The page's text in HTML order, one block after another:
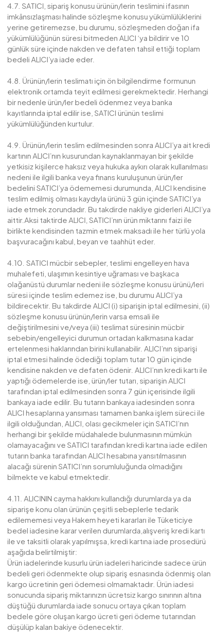
4.7. SATICI, sipariş konusu ürünün/lerin teslimini ifasının
imkânsızlaşması halinde sözleşme konusu yükümlülüklerini
yerine getiremezse, bu durumu, sözleşmeden doğan ifa
yükümlülüğünün süresi bitmeden ALICI ‘ya bildirir ve 10
günlük süre içinde nakden ve defaten tahsil ettiği toplam
bedeli ALICI’ya iade eder.
4.8. Ürünün/lerin teslimatı için ön bilgilendirme formunun
elektronik ortamda teyit edilmesi gerekmektedir. Herhangi
bir nedenle ürün/ler bedeli ödenmez veya banka
kayıtlarında iptal edilir ise, SATICI ürünün teslimi
yükümlülüğünden kurtulur.
4.9. Ürünün/lerin teslim edilmesinden sonra ALICI’ya ait kredi
kartının ALICI’nın kusurundan kaynaklanmayan bir şekilde
yetkisiz kişilerce haksız veya hukuka aykırı olarak kullanılması
nedeni ile ilgili banka veya finans kuruluşunun ürün/ler
bedelini SATICI’ya ödememesi durumunda, ALICI kendisine
teslim edilmiş olması kaydıyla ürünü 3 gün içinde SATICI’ya
iade etmek zorundadır. Bu takdirde nakliye giderleri ALICI’ya
aittir.Aksi taktirde ALICI, SATICI’nın ürün miktarını faizi ile
birlikte kendisinden tazmin etmek maksadı ile her türlü yola
başvuracağını kabul, beyan ve taahhüt eder.
4.10. SATICI mücbir sebepler, teslimi engelleyen hava
muhalefeti, ulaşımın kesintiye uğraması ve başkaca
olağanüstü durumlar nedeni ile sözleşme konusu ürünü/leri
süresi içinde teslim edemez ise, bu durumu ALICI’ya
bildirecektir. Bu takdirde ALICI (i) siparişin iptal edilmesini, (ii)
sözleşme konusu ürünün/lerin varsa emsali ile
değiştirilmesini ve/veya (iii) teslimat süresinin mücbir
sebebin/engelleyici durumun ortadan kalkmasına kadar
ertelenmesi haklarından birini kullanabilir. ALICI’nın siparişi
iptal etmesi halinde ödediği toplam tutar 10 gün içinde
kendisine nakden ve defaten ödenir. ALICI’nın kredi kartı ile
yaptığı ödemelerde ise, ürün/ler tutarı, siparişin ALICI
tarafından iptal edilmesinden sonra 7 gün içerisinde ilgili
bankaya iade edilir. Bu tutarın bankaya iadesinden sonra
ALICI hesaplarına yansıması tamamen banka işlem süreci ile
ilgili olduğundan, ALICI, olası gecikmeler için SATICI’nın
herhangi bir şekilde müdahalede bulunmasının mümkün
olamayacağını ve SATICI tarafından kredi kartına iade edilen
tutarın banka tarafından ALICI hesabına yansıtılmasının
alacağı sürenin SATICI’nın sorumluluğunda olmadığını
bilmekte ve kabul etmektedir.
4.11. ALICININ cayma hakkını kullandığı durumlarda ya da
siparişe konu olan ürünün çeşitli sebeplerle tedarik
edilememesi veya Hakem heyeti kararları ile Tüketiciye
bedel iadesine karar verilen durumlarda,alışveriş kredi kartı
ile ve taksitli olarak yapılmışsa, kredi kartına iade prosedürü
aşağıda belirtilmiştir:
Ürün iadelerinde kusurlu ürün iadeleri haricinde sadece ürün
bedeli geri ödenmekte olup sipariş esnasında ödenmiş olan
kargo ücretinin geri ödemesi olmamaktadır. Ürün iadesi
sonucunda sipariş miktarınızın ücretsiz kargo sınırının altına
düştüğü durumlarda iade sonucu ortaya çıkan toplam
bedele göre oluşan kargo ücreti geri ödeme tutarından
düşülüp kalan bakiye ödenecektir.